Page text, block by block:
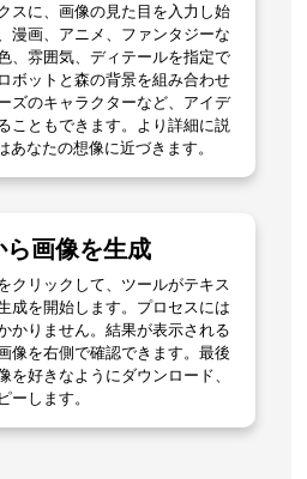
スに、画像の見た目を入力し始
漫画、アニメ、ファンタジーな
、雰囲気、ディテールを指定で
ボットと森の背景を組み合わせ
ズのキャラクターなど、アイデ
こともできます。より詳細に説
あなたの想像に近づきます。
ら画像を生成
クリックして、ツールがテキス
成を開始します。プロセスには
かりません。結果が表示される
像を右側で確認できます。最後
を好きなようにダウンロード、
ーします。